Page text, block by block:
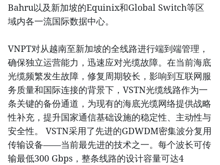
Bahru以及新加坡的Equinix和Global Switch等区
域内各一流国际数据中心。
VNPT对从越南至新加坡的全线路进行端到端管理，
确保独立运营能力，迅速应对光缆故障。在当前海底
光缆频繁发生故障，修复周期较长，影响到互联网服
务质量和国际连接的背景下，VSTN光缆线路作为一
条关键的备份通道，为现有的海底光缆网络提供战略
性补充，提升国家通信基础设施的稳定性、主动性与
安全性。 VSTN采用了先进的GDWDM密集波分复用
传输设备——当前最先进的技术之一。每个波长可传
输最低300 Gbps，整条线路的设计容量可达4